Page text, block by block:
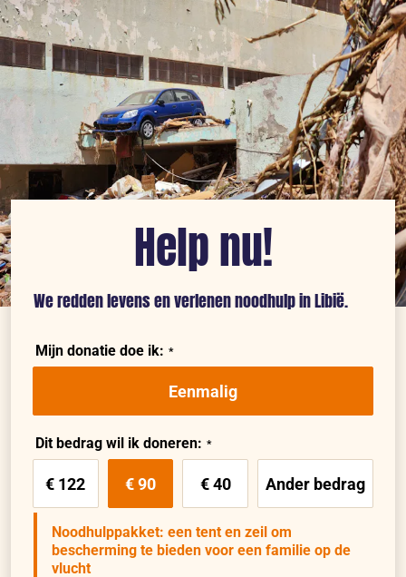
Help nu!
We redden levens en verlenen noodhulp in Libië.
Mijn donatie doe ik:
Eenmalig
Dit bedrag wil ik doneren:
€ 122 € 90 € 40 Ander bedrag
Noodhulppakket: een tent en zeil om
bescherming te bieden voor een familie op de
vlucht